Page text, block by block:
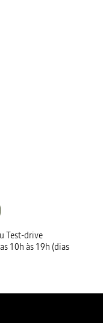
Test-drive
10h às 19h (dias